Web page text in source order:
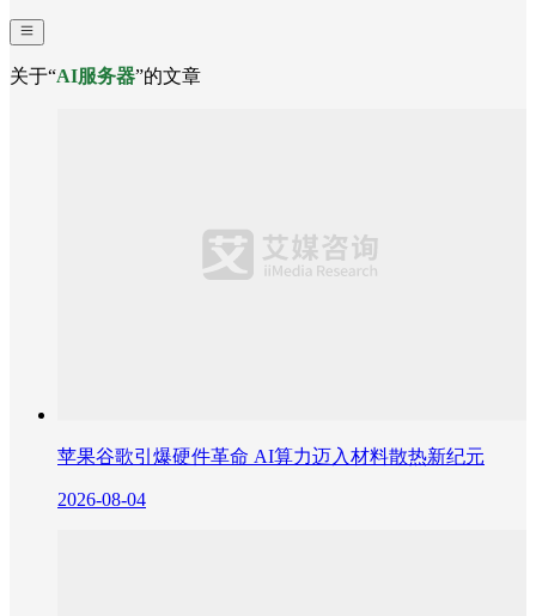
关于“AI服务器”的文章
苹果谷歌引爆硬件革命 AI算力迈入材料散热新纪元
2026-08-04